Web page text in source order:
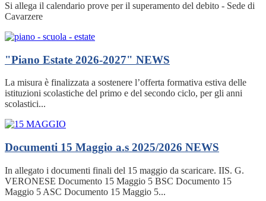
Si allega il calendario prove per il superamento del debito - Sede di
Cavarzere
"Piano Estate 2026-2027" NEWS
La misura è finalizzata a sostenere l’offerta formativa estiva delle
istituzioni scolastiche del primo e del secondo ciclo, per gli anni
scolastici...
Documenti 15 Maggio a.s 2025/2026 NEWS
In allegato i documenti finali del 15 maggio da scaricare. IIS. G.
VERONESE Documento 15 Maggio 5 BSC Documento 15
Maggio 5 ASC Documento 15 Maggio 5...